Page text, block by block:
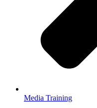
Media Training